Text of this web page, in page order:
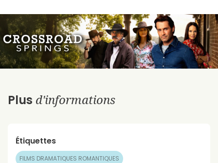
Plus d'informations
Étiquettes
FILMS DRAMATIQUES ROMANTIQUES